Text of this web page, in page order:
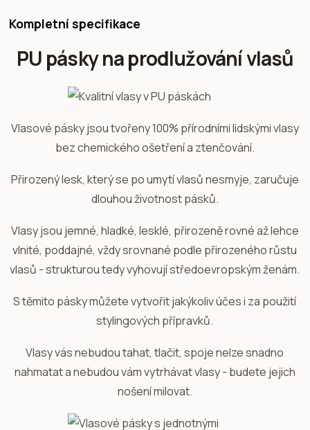
Kompletní specifikace
PU pásky na prodlužování vlasů
Vlasové pásky jsou tvořeny 100% přírodními lidskými vlasy
bez chemického ošetření a ztenčování.
Přirozený lesk, který se po umytí vlasů nesmyje, zaručuje
dlouhou životnost pásků.
Vlasy jsou jemné, hladké, lesklé, přirozeně rovné až lehce
vlnité, poddajné, vždy srovnané podle přirozeného růstu
vlasů - strukturou tedy vyhovují středoevropským ženám.
S těmito pásky můžete vytvořit jakýkoliv účes i za použití
stylingových přípravků.
Vlasy vás nebudou tahat, tlačit, spoje nelze snadno
nahmatat a nebudou vám vytrhávat vlasy - budete jejich
nošení milovat.